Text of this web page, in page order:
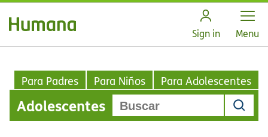
Sign in Open
Menu
Para Padres Para Niños Para Adolescentes
Adolescentes